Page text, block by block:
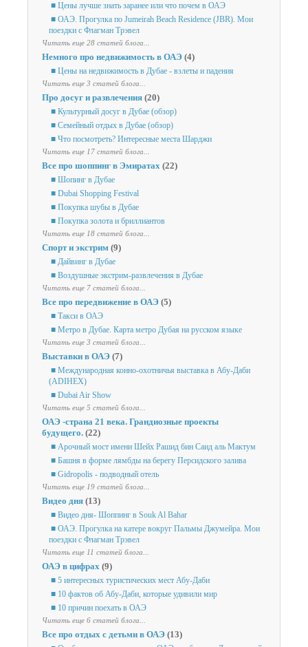
■ Цены лучше знать заранее или что почем в ОАЭ
■ ОАЭ. Прогулка по Jumeirah Beach Residence (JBR). Мои
поездки с Флагман Трэвел
Читать еще 28 статей блога...
Немного про недвижимость в ОАЭ (4)
■ Цены на недвижимость в Дубае - взлеты и падения
Читать еще 3 статей блога...
Про досуг и развлечения (20)
■ Культурный досуг в Дубае (обзор)
■ Семейный отдых в Дубае (обзор)
■ Что посмотреть? Интересные места Шарджи
Читать еще 17 статей блога...
Все про шоппинг в Эмиратах (22)
■ Шопинг в Дубае
■ Dubai Shopping Festival
■ Покупка шубы в Дубае
■ Покупка золота и бриллиантов
Читать еще 18 статей блога...
Спорт и экстрим (9)
■ Дайвинг в Дубае
■ Воздушные экстрим-развлечения в Дубае
Читать еще 7 статей блога...
Все про передвижение в ОАЭ (5)
■ Такси в ОАЭ
■ Метро в Дубае. Карта метро Дубая на русском языке
Читать еще 3 статей блога...
Выставки в ОАЭ (7)
■ Международная конно-охотничья выставка в Абу-Даби
(ADIHEX)
■ Dubai Air Show
Читать еще 5 статей блога...
ОАЭ -страна 21 века. Грандиозные проекты
будущего. (22)
■ Арочный мост имени Шейх Рашид бин Саид аль Мактум
■ Башня в форме лямбды на берегу Персидского залива
■ Gidropolis - подводный отель
Читать еще 19 статей блога...
Видео дня (13)
■ Видео дня- Шоппинг в Souk Al Bahar
■ ОАЭ. Прогулка на катере вокруг Пальмы Джумейра. Мои
поездки с Флагман Трэвел
Читать еще 11 статей блога...
ОАЭ в цифрах (9)
■ 5 интересных туристических мест Абу-Даби
■ 10 фактов об Абу-Даби, которые удивили мир
■ 10 причин поехать в ОАЭ
Читать еще 6 статей блога...
Все про отдых с детьми в ОАЭ (13)